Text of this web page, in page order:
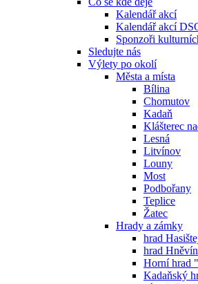
Kalendář akcí
Kalendář akcí
Sponzoři
Sledujte nás
Výlety po okolí
Města a místa
Bílina
Chomutov
Kadaň
Klášterec
Lesná
Litvínov
Louny
Most
Podbořany
Teplice
Žatec
Hrady a zámky
hrad
hrad Hněvín
Horní hrad
Kadaňský